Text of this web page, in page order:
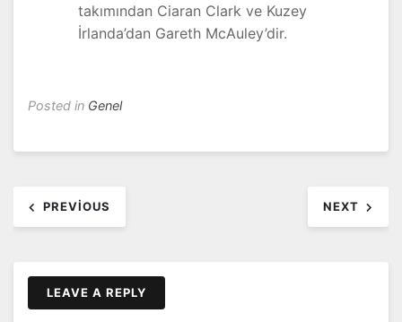
takımından Ciaran Clark ve Kuzey
İrlanda’dan Gareth McAuley’dir.
Posted in Genel
dolaşımı
PREVIOUS NEXT
LEAVE A REPLY